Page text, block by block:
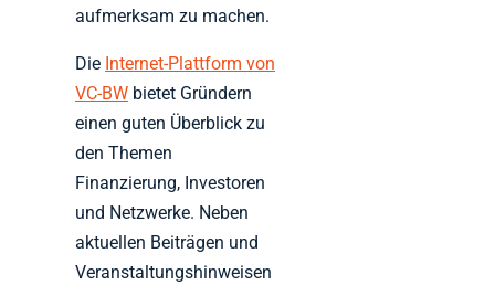
aufmerksam zu machen.
Die Internet-Plattform von
VC-BW bietet Gründern
einen guten Überblick zu
den Themen
Finanzierung, Investoren
und Netzwerke. Neben
aktuellen Beiträgen und
Veranstaltungshinweisen